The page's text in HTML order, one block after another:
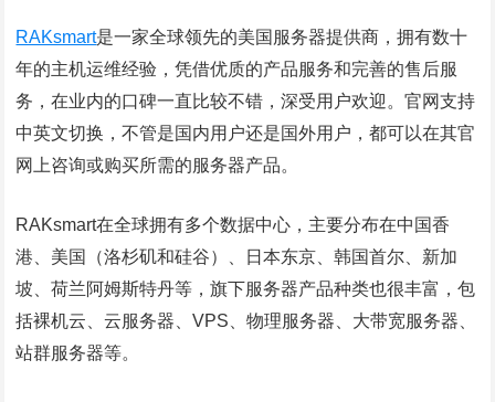
RAKsmart是一家全球领先的美国服务器提供商，拥有数十
年的主机运维经验，凭借优质的产品服务和完善的售后服
务，在业内的口碑一直比较不错，深受用户欢迎。官网支持
中英文切换，不管是国内用户还是国外用户，都可以在其官
网上咨询或购买所需的服务器产品。
RAKsmart在全球拥有多个数据中心，主要分布在中国香
港、美国（洛杉矶和硅谷）、日本东京、韩国首尔、新加
坡、荷兰阿姆斯特丹等，旗下服务器产品种类也很丰富，包
括裸机云、云服务器、VPS、物理服务器、大带宽服务器、
站群服务器等。